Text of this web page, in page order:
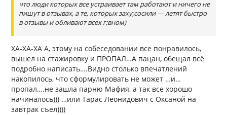
что люди которых все устраивает там работают и ничего не
пишут в отзывах, а те, которых заху;сосили — летят быстро
в отзывы и обливают всех г;вном)
ХА-ХА-ХА А, этому на собеседовании все понравилось,
вышел на стажировку и ПРОПАЛ…А пацан, обещал всё
подробно написать….Видно столько впечатлений
накопилось, что сформулировать не может …и…
пропал….не зашла парню Мафия, а так все хорошо
начиналось))) …или Тарас Леонидович с Оксаной на
завтрак съел))))